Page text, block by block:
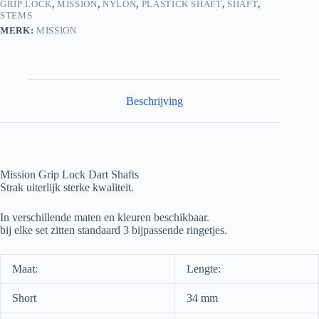
GRIP LOCK,MISSION,NYLON, PLASTICK SHAFT, SHAFT,
STEMS
MERK: MISSION
Beschrijving
Mission Grip Lock Dart Shafts
Strak uiterlijk sterke kwaliteit.
In verschillende maten en kleuren beschikbaar.
bij elke set zitten standaard 3 bijpassende ringetjes.
Maat: Lengte:
Short 34 mm